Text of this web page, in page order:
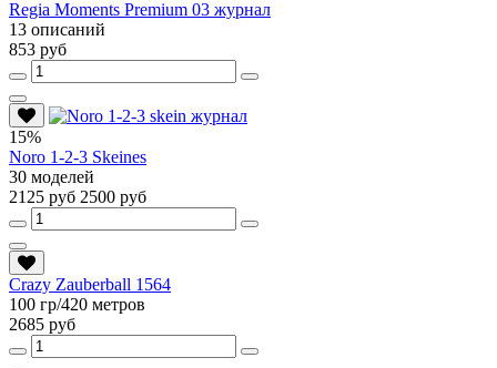
Regia Moments Premium 03 журнал
13 описаний
853 руб
15%
Noro 1-2-3 Skeines
30 моделей
2125 руб 2500 руб
Crazy Zauberball 1564
100 гр/420 метров
2685 руб